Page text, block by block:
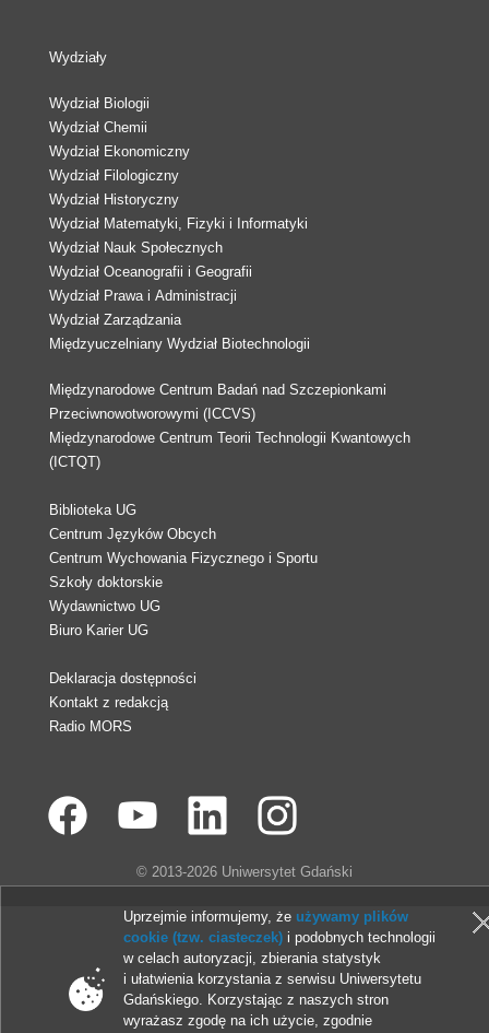
Wydziały
Wydział Biologii
Wydział Chemii
Wydział Ekonomiczny
Wydział Filologiczny
Wydział Historyczny
Wydział Matematyki, Fizyki i Informatyki
Wydział Nauk Społecznych
Wydział Oceanografii i Geografii
Wydział Prawa i Administracji
Wydział Zarządzania
Międzyuczelniany Wydział Biotechnologii
Międzynarodowe Centrum Badań nad Szczepionkami
Przeciwnowotworowymi (ICCVS)
Międzynarodowe Centrum Teorii Technologii Kwantowych
(ICTQT)
Biblioteka UG
Centrum Języków Obcych
Centrum Wychowania Fizycznego i Sportu
Szkoły doktorskie
Wydawnictwo UG
Biuro Karier UG
Deklaracja dostępności
Kontakt z redakcją
Radio MORS
© 2013-2026 Uniwersytet Gdański
Uprzejmie informujemy, że używamy plików
cookie (tzw. ciasteczek) i podobnych technologii
w celach autoryzacji, zbierania statystyk
i ułatwienia korzystania z serwisu Uniwersytetu
Gdańskiego. Korzystając z naszych stron
wyrażasz zgodę na ich użycie, zgodnie